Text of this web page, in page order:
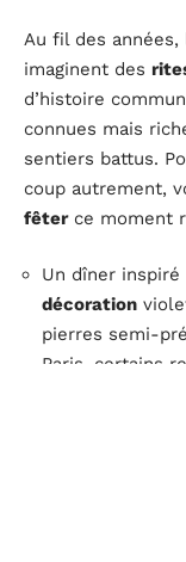
Au fil des
imaginent des
d’histoire
connues mais
sentiers battus.
coup autrement,
fêterce moment
Un dîner inspiré
décoration
pierres semi-
Paris, certains